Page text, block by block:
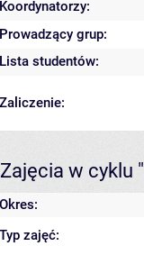
Koordynatorzy:
Prowadzący grup:
Lista studentów:
Zaliczenie:
Zajęcia w cyklu
Okres:
Typ zajęć: